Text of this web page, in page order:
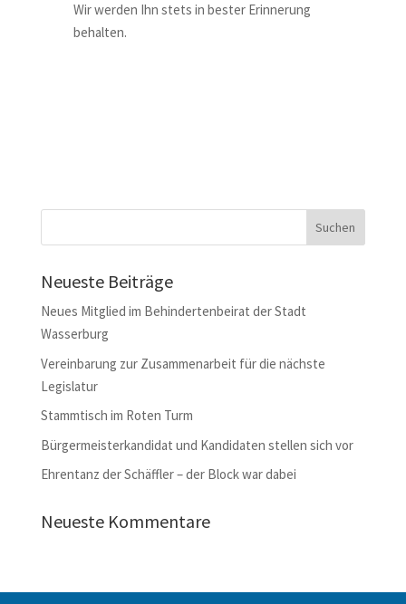
Wir werden Ihn stets in bester Erinnerung
behalten.
Neueste Beiträge
Neues Mitglied im Behindertenbeirat der Stadt
Wasserburg
Vereinbarung zur Zusammenarbeit für die nächste
Legislatur
Stammtisch im Roten Turm
Bürgermeisterkandidat und Kandidaten stellen sich vor
Ehrentanz der Schäffler – der Block war dabei
Neueste Kommentare